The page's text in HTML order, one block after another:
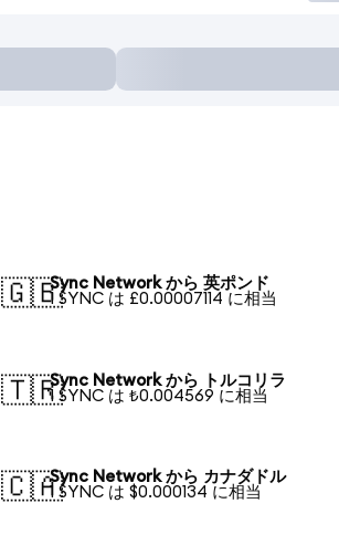
🇬🇧Sync Network から 英ポンド
1 SYNC は £0.00007114 に相当
🇹🇷Sync Network から トルコリラ
1 SYNC は ₺0.004569 に相当
🇨🇦Sync Network から カナダドル
1 SYNC は $0.000134 に相当